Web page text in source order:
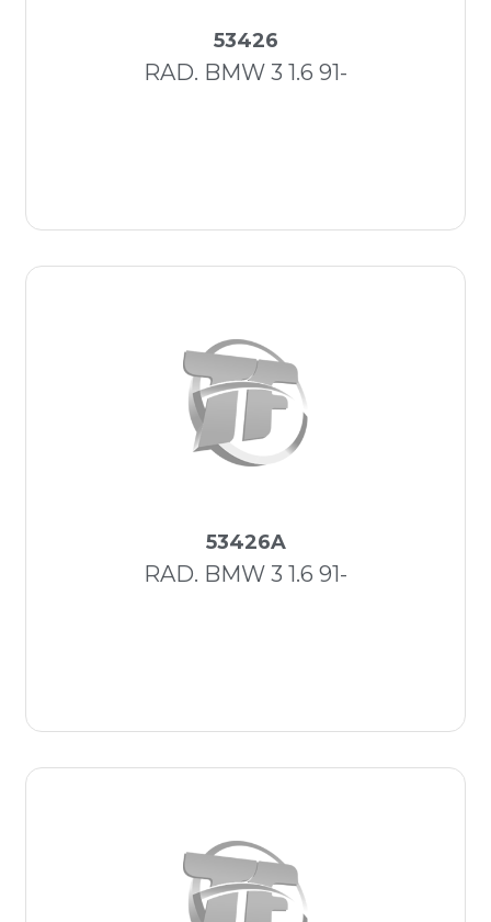
53426
RAD. BMW 3 1.6 91-
53426A
RAD. BMW 3 1.6 91-